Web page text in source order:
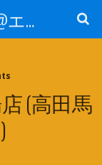
エステサロンで癒す@エステ～全国エステ情報
(高田馬